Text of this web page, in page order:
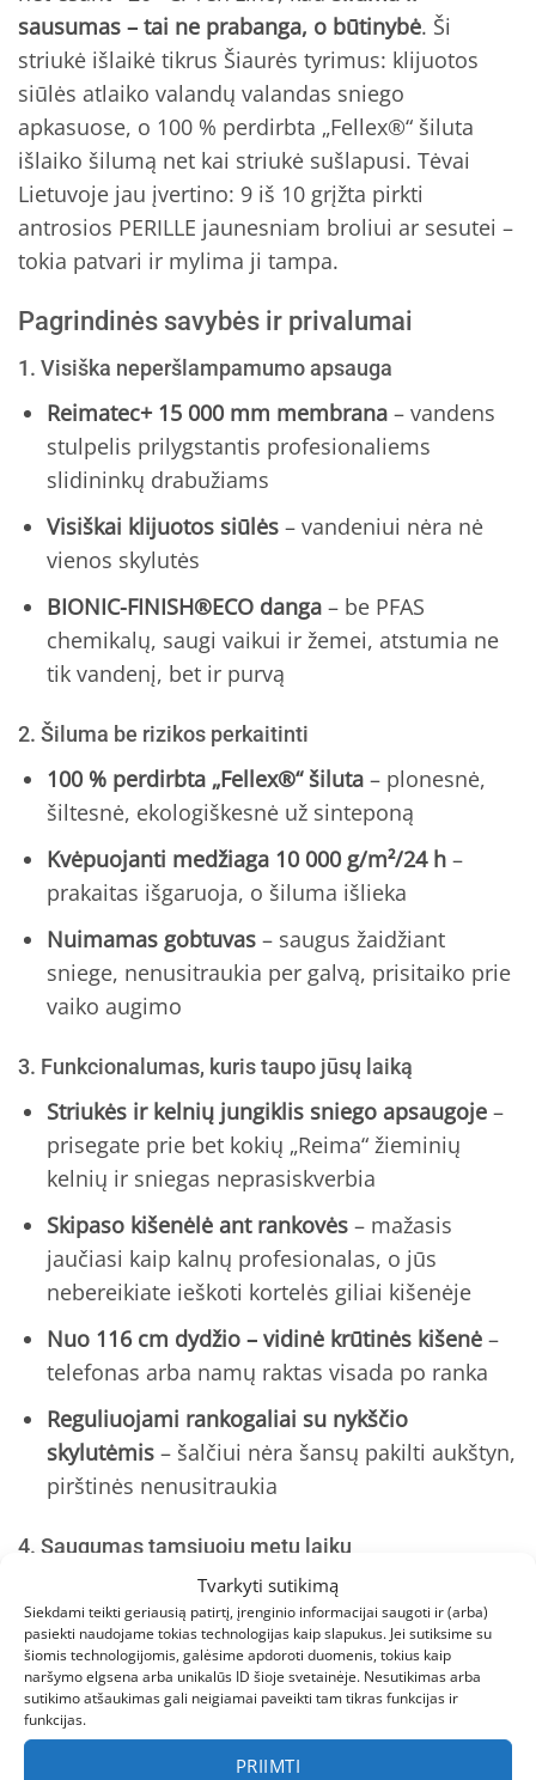
Tvarkyti sutikimą
Siekdami teikti geriausią patirtį, įrenginio informacijai saugoti ir (arba)
pasiekti naudojame tokias technologijas kaip slapukus. Jei sutiksime su
šiomis technologijomis, galėsime apdoroti duomenis, tokius kaip
naršymo elgsena arba unikalūs ID šioje svetainėje. Nesutikimas arba
sutikimo atšaukimas gali neigiamai paveikti tam tikras funkcijas ir
funkcijas.
PRIIMTI
sausumas – tai ne prabanga, o būtinybė. Ši
striukė išlaikė tikrus Šiaurės tyrimus: klijuotos
siūlės atlaiko valandų valandas sniego
apkasuose, o 100 % perdirbta „Fellex®“ šiluta
išlaiko šilumą net kai striukė sušlapusi. Tėvai
Lietuvoje jau įvertino: 9 iš 10 grįžta pirkti
antrosios PERILLE jaunesniam broliui ar sesutei –
tokia patvari ir mylima ji tampa.
Pagrindinės savybės ir privalumai
1. Visiška neperšlampamumo apsauga
Reimatec+ 15 000 mm membrana– vandens
stulpelis prilygstantis profesionaliems
slidininkų drabužiams
Visiškai klijuotos siūlės– vandeniui nėra nė
vienos skylutės
BIONIC-FINISH®ECO danga– be PFAS
chemikalų, saugi vaikui ir žemei, atstumia ne
tik vandenį, bet ir purvą
2. Šiluma be rizikos perkaitinti
100 % perdirbta „Fellex®“ šiluta– plonesnė,
šiltesnė, ekologiškesnė už sinteponą
Kvėpuojanti medžiaga 10 000 g/m²/24 h–
prakaitas išgaruoja, o šiluma išlieka
Nuimamas gobtuvas– saugus žaidžiant
sniege, nenusitraukia per galvą, prisitaiko prie
vaiko augimo
3. Funkcionalumas, kuris taupo jūsų laiką
Striukės ir kelnių jungiklis sniego apsaugoje–
prisegate prie bet kokių „Reima“ žieminių
kelnių ir sniegas neprasiskverbia
Skipaso kišenėlė ant rankovės– mažasis
jaučiasi kaip kalnų profesionalas, o jūs
nebereikiate ieškoti kortelės giliai kišenėje
Nuo 116 cm dydžio – vidinė krūtinės kišenė–
telefonas arba namų raktas visada po ranka
Reguliuojami rankogaliai su nykščio
skylutėmis– šalčiui nėra šansų pakilti aukštyn,
pirštinės nenusitraukia
4. Saugumas tamsiuoju metų laiku
Ryški geltona spalva su atšvaitais
pastebimas iš 200 m atstumo net prieblandoje
Atšvaitinės detalės ant rankovių ir nugaros–
šviečia net minimaliai automobilio šviesai
patekus